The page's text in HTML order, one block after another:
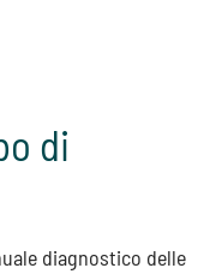
di
diagnostico delle